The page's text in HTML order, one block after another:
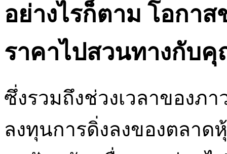
อย่างไรก็ตาม โอกา
ราคาไปสวนทางกับ
ซึ่งรวมถึงช่วงเวลาของภ
ลงทุนการดิ่งลงของตลาด